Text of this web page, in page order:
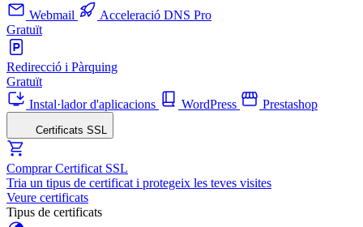
Webmail
Acceleració DNS Pro
Gratuït
Redirecció i Pàrquing
Gratuït
Instal·lador d'aplicacions
WordPress Prestashop
Certificats SSL
Comprar Certificat SSL
Tria un tipus de certificat i protegeix les teves visites
Veure certificats
Tipus de certificats